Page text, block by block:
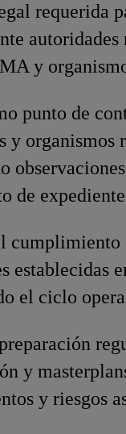
requerida
y
punto de
y organismos
de
cumplimiento
establecidas
el ciclo
y
y riesgos